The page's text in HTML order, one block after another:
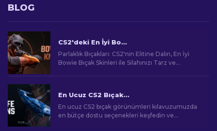
BLOG
CS2'deki En İyi Bowie Knife Skinleri
Parlaklık Bıçakları: CS2'nin Elitine Dalın, En İyi
Bowie Bıçak Skinleri ile Silahınızı Tarz ve
En Ucuz CS2 Bıçak Görünümleri [2026]
En ucuz CS2 bıçak görünümleri kılavuzumuzda
en bütçe dostu seçenekleri keşfedin ve